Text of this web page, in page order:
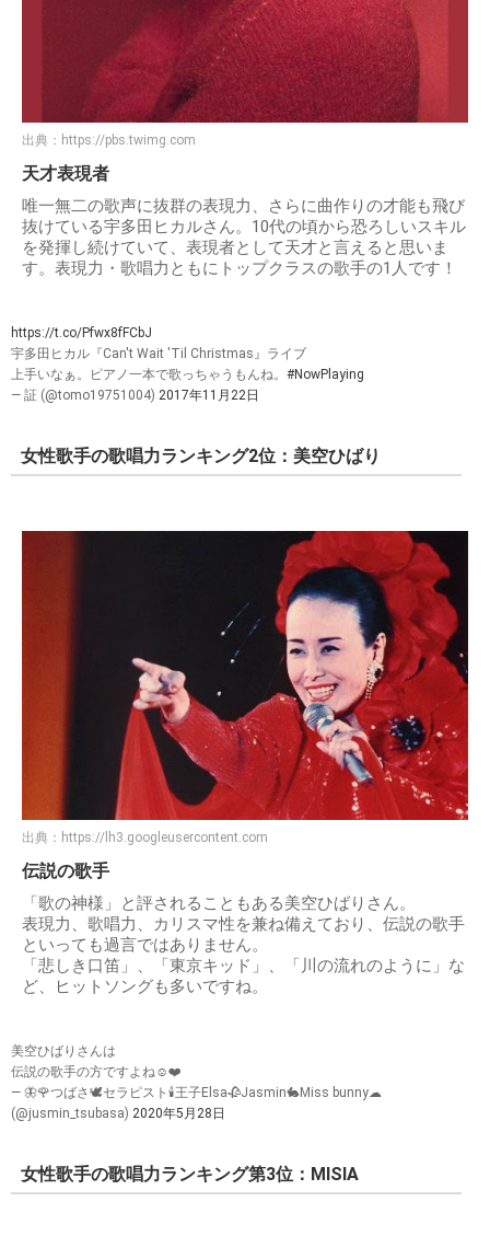
出典： https://pbs.twimg.com
天才表現者
唯一無二の歌声に抜群の表現力、さらに曲作りの才能も飛び
抜けている宇多田ヒカルさん。10代の頃から恐ろしいスキル
を発揮し続けていて、表現者として天才と言えると思いま
す。表現力・歌唱力ともにトップクラスの歌手の1人です！
https://t.co/Pfwx8fFCbJ
宇多田ヒカル『Can't Wait 'Til Christmas』ライブ
上手いなぁ。ピアノ一本で歌っちゃうもんね。 #NowPlaying
— 証 (@tomo19751004) 2017年11月22日
女性歌手の歌唱力ランキング2位：美空ひばり
出典： https://lh3.googleusercontent.com
伝説の歌手
「歌の神様」と評されることもある美空ひばりさん。
表現力、歌唱力、カリスマ性を兼ね備えており、伝説の歌手
といっても過言ではありません。
「悲しき口笛」、「東京キッド」、「川の流れのように」な
ど、ヒットソングも多いですね。
美空ひばりさんは
伝説の歌手の方ですよね☺️❤️
— 🦋🌹つばさ🕊セラピスト🕯王子Elsa🥀Jasmin🐇Miss bunny☁︎︎
(@jusmin_tsubasa) 2020年5月28日
女性歌手の歌唱力ランキング第3位：MISIA